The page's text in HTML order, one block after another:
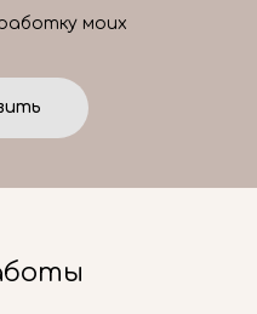
моих